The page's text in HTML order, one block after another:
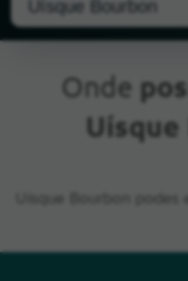
Localização atual
Onde